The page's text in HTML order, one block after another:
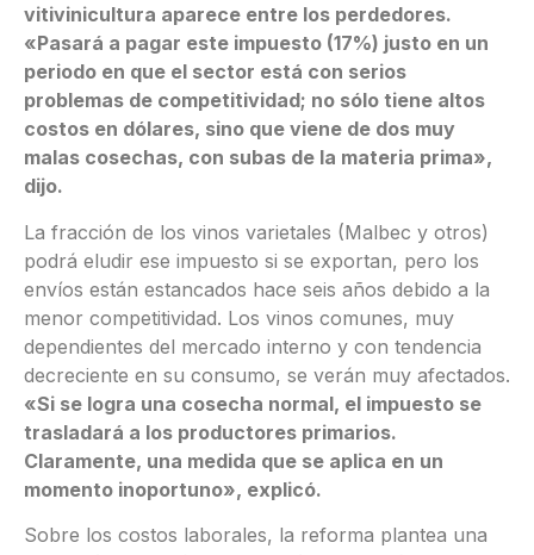
vitivinicultura aparece entre los perdedores.
«Pasará a pagar este impuesto (17%) justo en un
periodo en que el sector está con serios
problemas de competitividad; no sólo tiene altos
costos en dólares, sino que viene de dos muy
malas cosechas, con subas de la materia prima»,
dijo.
La fracción de los vinos varietales (Malbec y otros)
podrá eludir ese impuesto si se exportan, pero los
envíos están estancados hace seis años debido a la
menor competitividad. Los vinos comunes, muy
dependientes del mercado interno y con tendencia
decreciente en su consumo, se verán muy afectados.
«Si se logra una cosecha normal, el impuesto se
trasladará a los productores primarios.
Claramente, una medida que se aplica en un
momento inoportuno», explicó.
Sobre los costos laborales, la reforma plantea una